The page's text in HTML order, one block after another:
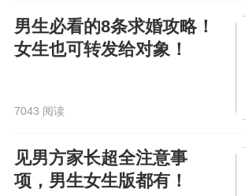
男生必看的8条求婚攻略！
女生也可转发给对象！
7043 阅读
见男方家长超全注意事
项，男生女生版都有！